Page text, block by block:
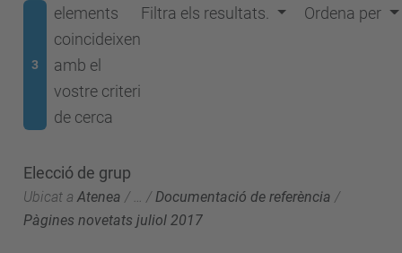
3
elements
coincideixen
amb el
vostre criteri
de cerca
Filtra els resultats. Ordena per
Elecció de grup
Ubicat a Atenea / / Documentació de referència /
Pàgines novetats juliol 2017